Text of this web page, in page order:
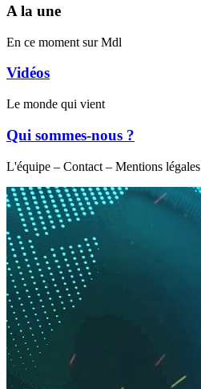
A la une
En ce moment sur Mdl
Vidéos
Le monde qui vient
Qui sommes-nous ?
L'équipe – Contact – Mentions légales